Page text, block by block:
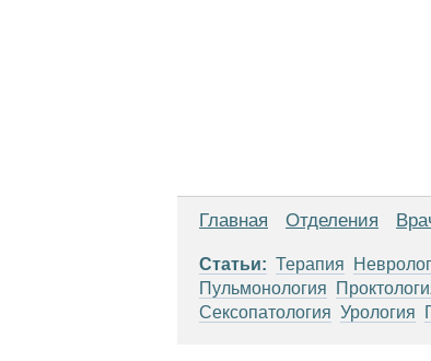
Главная Отделения
Статьи: Терапия
Пульмонология
Сексопатология Урология